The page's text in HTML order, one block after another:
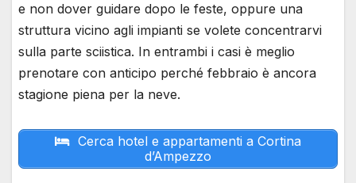
e non dover guidare dopo le feste, oppure una
struttura vicino agli impianti se volete concentrarvi
sulla parte sciistica. In entrambi i casi è meglio
prenotare con anticipo perché febbraio è ancora
stagione piena per la neve.
Cerca hotel e appartamenti a Cortina
d’Ampezzo